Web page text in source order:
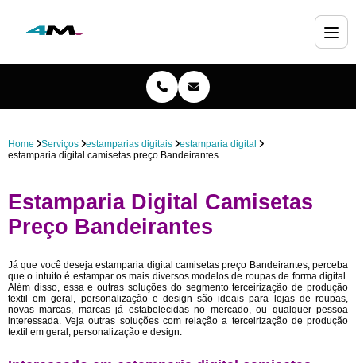
Home Serviços estamparias digitais
estamparia digital
estamparia digital camisetas preço Bandeirantes
Estamparia Digital Camisetas
Preço Bandeirantes
Já que você deseja estamparia digital camisetas preço Bandeirantes, perceba
que o intuito é estampar os mais diversos modelos de roupas de forma digital.
Além disso, essa e outras soluções do segmento terceirização de produção
textil em geral, personalização e design são ideais para lojas de roupas,
novas marcas, marcas já estabelecidas no mercado, ou qualquer pessoa
interessada. Veja outras soluções com relação a terceirização de produção
textil em geral, personalização e design.